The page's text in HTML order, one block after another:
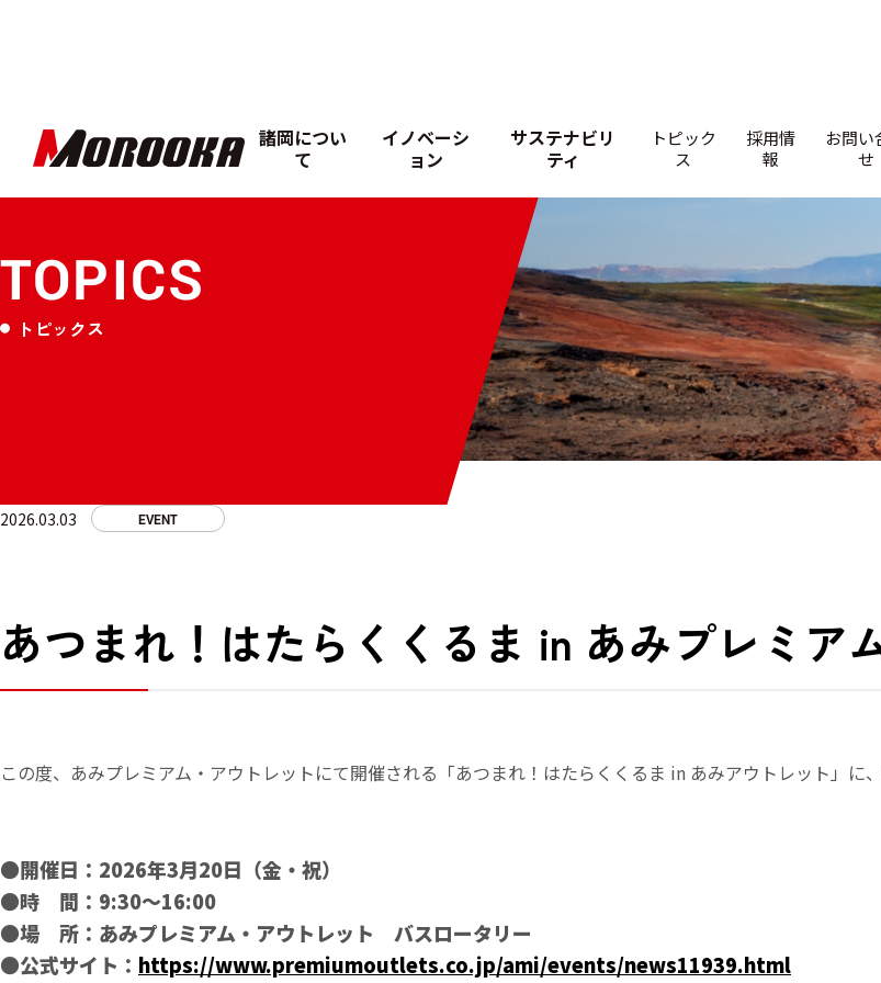
諸岡につい
て
イノベーシ
ョン
サステナビリ
ティ
トピック
ス
採用情
報
お問い
せ
TOPICS
トピックス
2026.03.03 EVENT
あつまれ！はたらくくるま in あみプレミア
この度、あみプレミアム・アウトレットにて開催される「あつまれ！はたらくくるま in あみアウトレット」に
●開催日：2026年3月20日（金・祝）
●時 間：9:30～16:00
●場 所：あみプレミアム・アウトレット バスロータリー
●公式サイト： https://www.premiumoutlets.co.jp/ami/events/news11939.html